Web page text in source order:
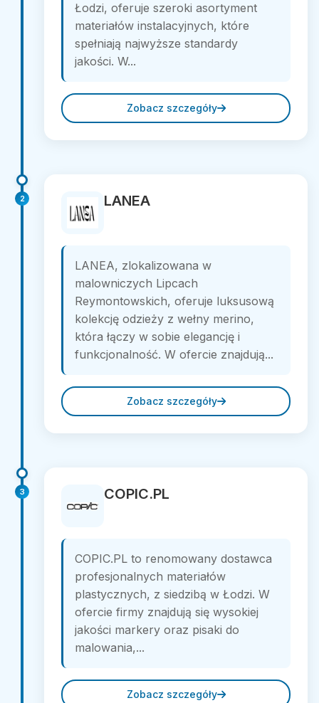
Łodzi, oferuje szeroki asortyment
materiałów instalacyjnych, które
spełniają najwyższe standardy
jakości. W...
Zobacz szczegóły
2 LANEA
LANEA, zlokalizowana w
malowniczych Lipcach
Reymontowskich, oferuje luksusową
kolekcję odzieży z wełny merino,
która łączy w sobie elegancję i
funkcjonalność. W ofercie znajdują...
Zobacz szczegóły
3 COPIC.PL
COPIC.PL to renomowany dostawca
profesjonalnych materiałów
plastycznych, z siedzibą w Łodzi. W
ofercie firmy znajdują się wysokiej
jakości markery oraz pisaki do
malowania,...
Zobacz szczegóły